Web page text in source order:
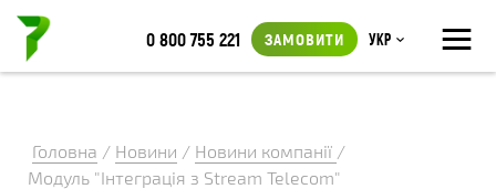
≡
0 800 755 221 ЗАМОВИТИ Укр
Головна / Новини / Новини компанії /
Модуль "Інтеграція з Stream Telecom"